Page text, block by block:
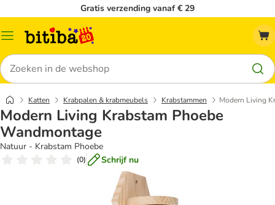
Gratis verzending vanaf € 29
Catalogusmenu
Zoeken
Katten Krabpalen & krabmeubels Krabstammen Modern Living
Modern Living Krabstam Phoebe
Wandmontage
Natuur - Krabstam Phoebe
(0) Schrijf nu